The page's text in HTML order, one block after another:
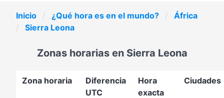
Inicio ¿Qué hora es en el mundo?
África
Sierra Leona
Zonas horarias en Sierra Leona
Zona horaria
Diferencia
UTC
Hora
exacta
Ciudades